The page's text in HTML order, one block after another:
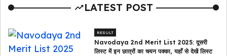
LATEST POST
RESULT
Navodaya 2nd Merit List 2025: दूसरी
लिस्ट में इन छात्रों का चयन पक्का, यहाँ से देखें लिस्ट